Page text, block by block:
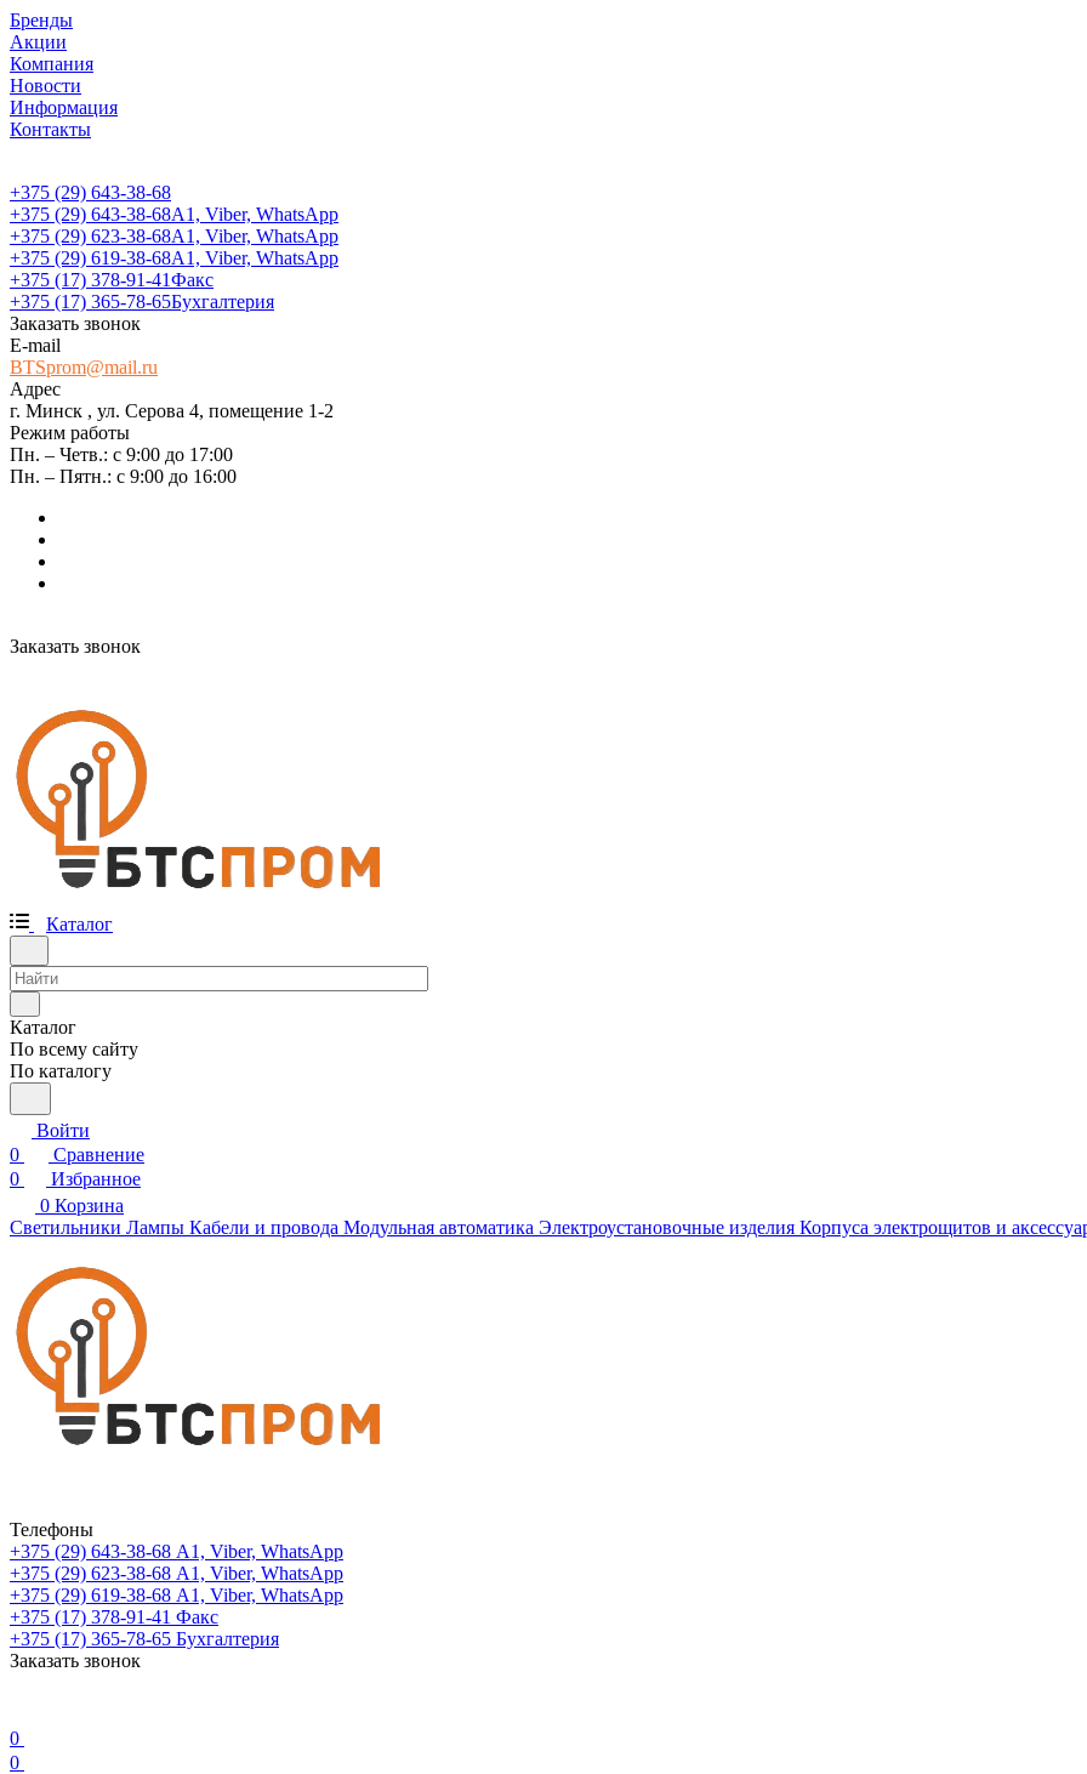
Бренды
Акции
Компания
Новости
Информация
Контакты
+375 (29) 643-38-68
+375 (29) 643-38-68А1, Viber, WhatsApp
+375 (29) 623-38-68А1, Viber, WhatsApp
+375 (29) 619-38-68А1, Viber, WhatsApp
+375 (17) 378-91-41Факс
+375 (17) 365-78-65Бухгалтерия
Заказать звонок
E-mail
BTSprom@mail.ru
Адрес
г. Минск , ул. Серова 4, помещение 1-2
Режим работы
Пн. – Четв.: с 9:00 до 17:00
Пн. – Пятн.: с 9:00 до 16:00
Заказать звонок
Каталог
Каталог
По всему сайту
По каталогу
Войти
0
Сравнение
0
Избранное
0 Корзина
Светильники Лампы Кабели и провода Модульная автоматика Электроустановочные изделия Корпуса электрощитов и
Телефоны
+375 (29) 643-38-68 А1, Viber, WhatsApp
+375 (29) 623-38-68 А1, Viber, WhatsApp
+375 (29) 619-38-68 А1, Viber, WhatsApp
+375 (17) 378-91-41 Факс
+375 (17) 365-78-65 Бухгалтерия
Заказать звонок
0
0